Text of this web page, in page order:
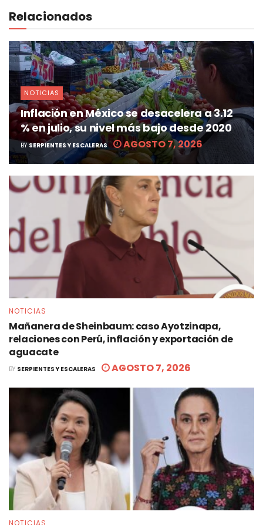
Relacionados
NOTICIAS
Inflación en México se desacelera a 3.12
% en julio, su nivel más bajo desde 2020
BY SERPIENTES Y ESCALERAS AGOSTO 7, 2026
NOTICIAS
Mañanera de Sheinbaum: caso Ayotzinapa,
relaciones con Perú, inflación y exportación de
aguacate
BY SERPIENTES Y ESCALERAS AGOSTO 7, 2026